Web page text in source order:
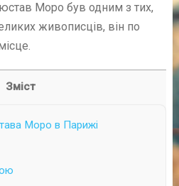
Моро був одним з тих,
живописців, він по
Зміст
Моро в Парижі